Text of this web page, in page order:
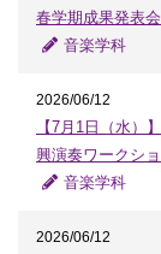
春学期成果発表
音楽学科
2026/06/12
【7月1日（水）
興演奏ワークシ
音楽学科
2026/06/12